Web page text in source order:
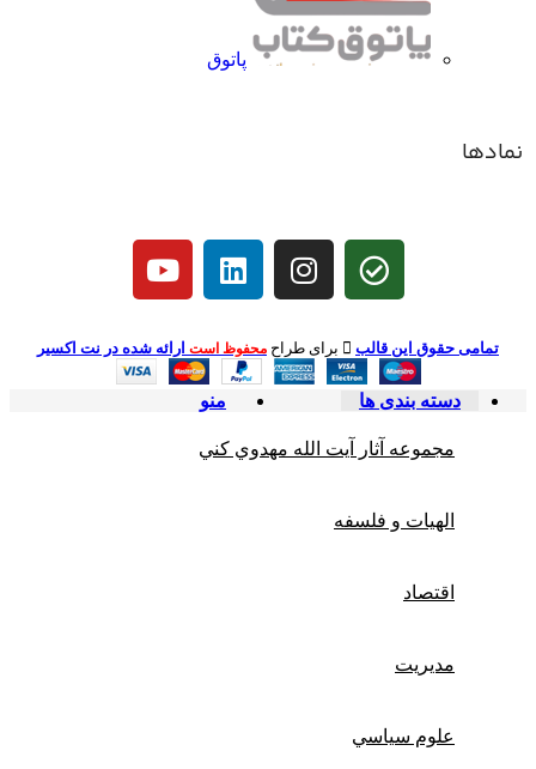
پاتوق
نمادها
تمامی حقوق این قالب برای طراح محفوظ است ارائه شده در نت اکسیر
منو دسته بندی ها
مجموعه آثار آيت الله مهدوي كني
الهیات و فلسفه
اقتصاد
مديريت
علوم سياسي